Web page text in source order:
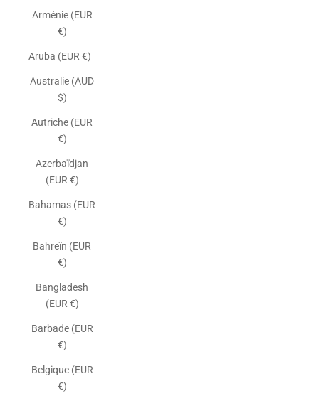
Arménie (EUR
€)
Aruba (EUR €)
Australie (AUD
$)
Autriche (EUR
€)
Azerbaïdjan
(EUR €)
Bahamas (EUR
€)
Bahreïn (EUR
€)
Bangladesh
(EUR €)
Barbade (EUR
€)
Belgique (EUR
€)